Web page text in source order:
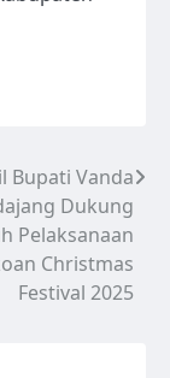
Bupati Vanda
Dukung
Pelaksanaan
Christmas
Festival 2025